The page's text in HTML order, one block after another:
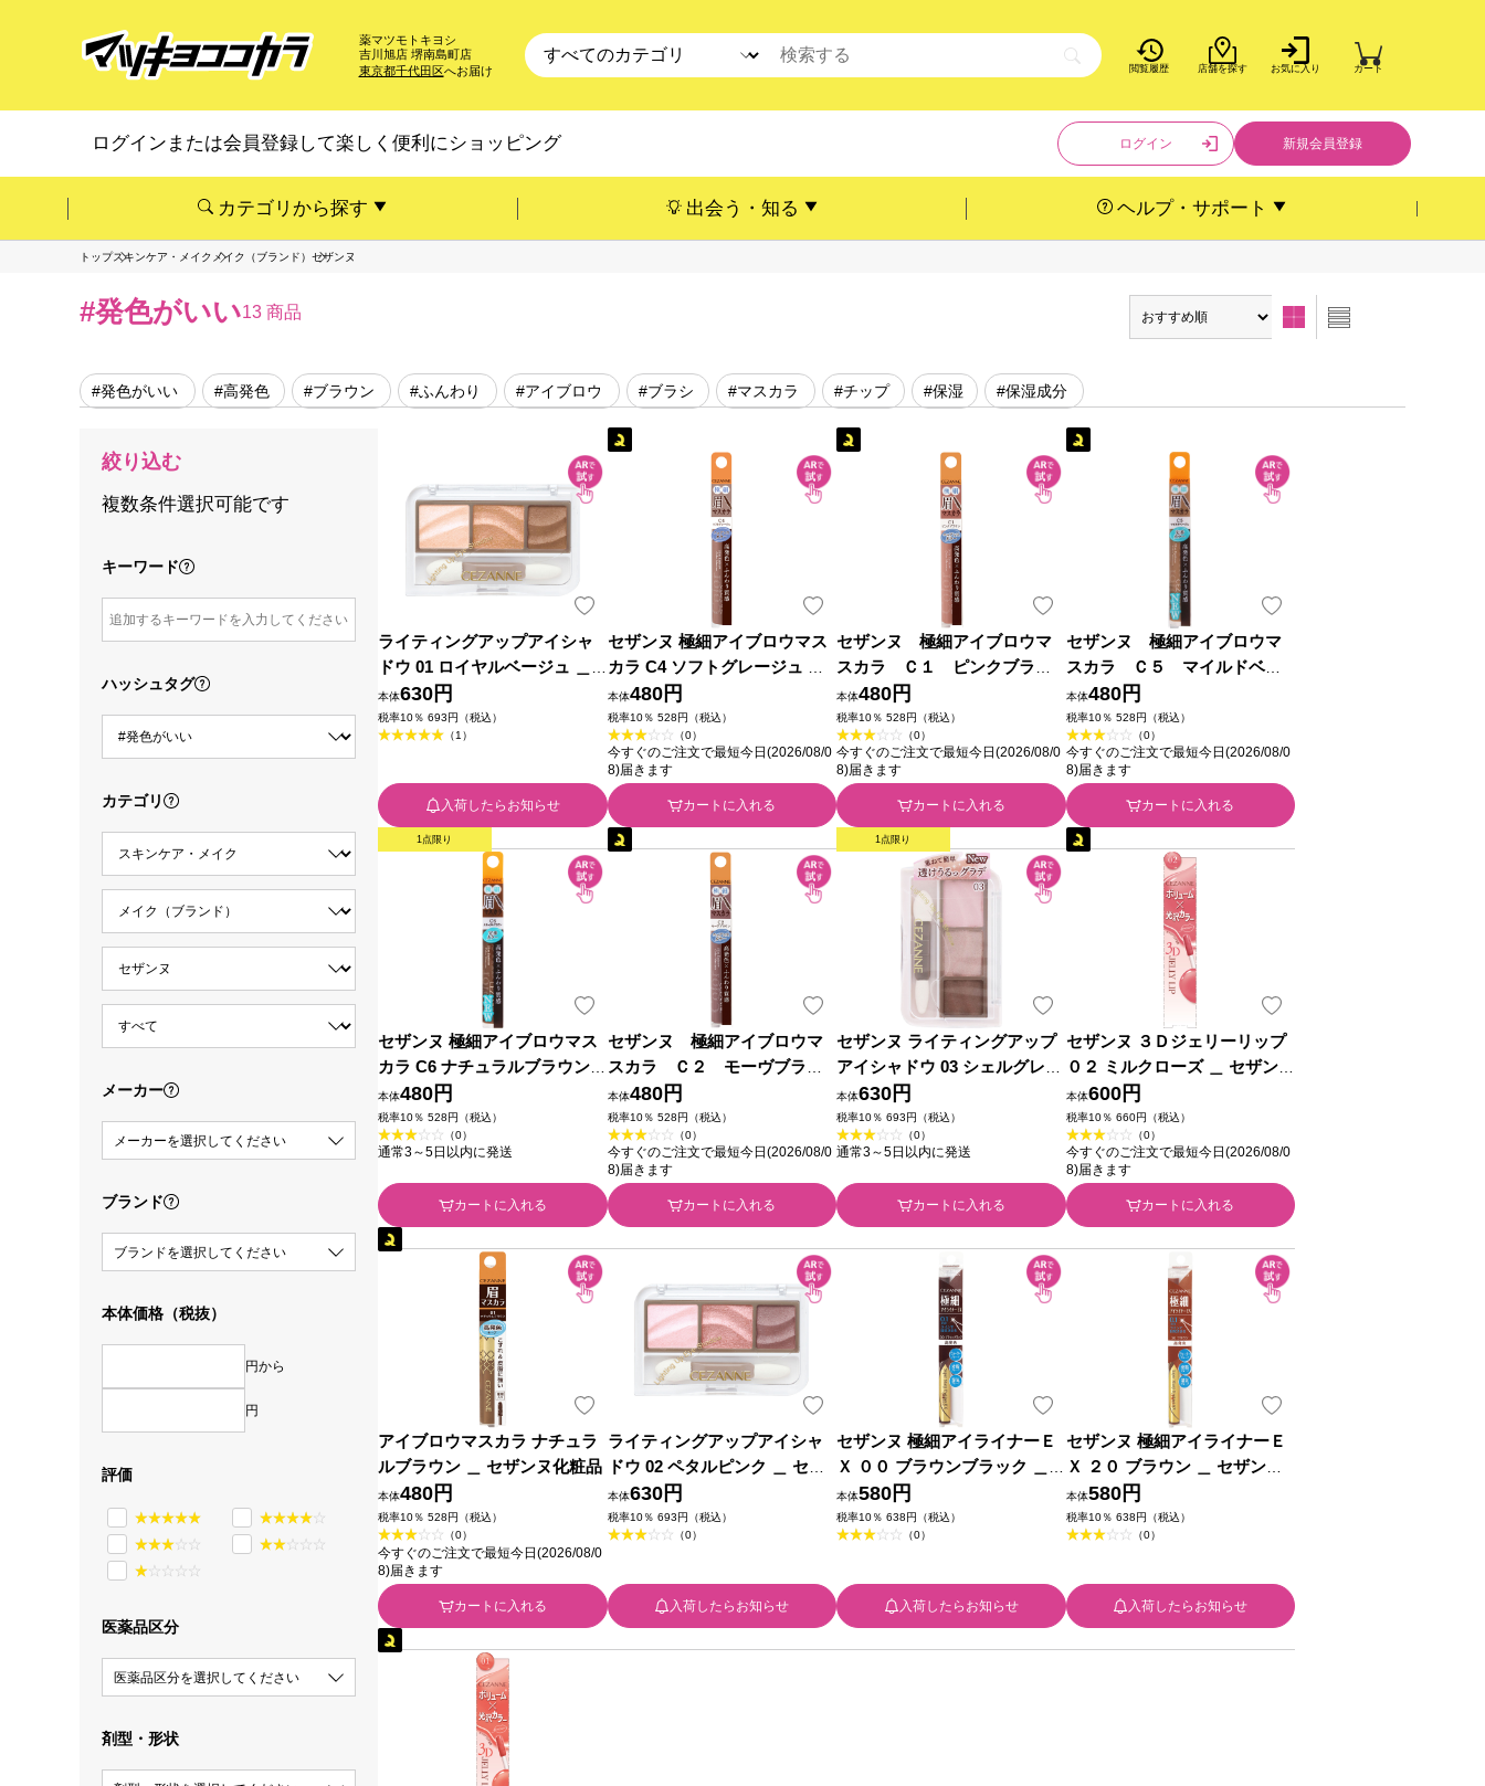
薬マツモトキヨシ
吉川旭店 堺南島町店
東京都千代田区へお届け 閲覧履歴 店舗を探す お気に入り カート
ログインまたは会員登録して楽しく便利にショッピング ログイン 新規会員登録
カテゴリから探す 出会う・知る ヘルプ・サポート
トップスキンケア・メイク メイク（ブランド） セザンヌ
#発色がいい13 商品
#発色がいい #高発色 #ブラウン #ふんわり #アイブロウ #ブラシ #マスカラ #チップ #保湿 #保湿成分
絞り込む
複数条件選択可能です
キーワード
ハッシュタグ
カテゴリ
メーカー
メーカーを選択してください
ブランド
ブランドを選択してください
本体価格（税抜）
円から
円
評価
医薬品区分
医薬品区分を選択してください
剤型・形状
ライティングアップアイシャ
ドウ 01 ロイヤルベージュ ＿
セザンヌ化粧品
本体630円
税率10％ 693円（税込）
（1）
入荷したらお知らせ
セザンヌ 極細アイブロウマス
カラ C4 ソフトグレージュ ＿
セザンヌ化粧品
本体480円
税率10％ 528円（税込）
（0）
今すぐのご注文で最短今日(2026/08/0
8)届きます
カートに入れる
セザンヌ 極細アイブロウマ
スカラ Ｃ１ ピンクブラウ
ン ＿ セザンヌ化粧品
本体480円
税率10％ 528円（税込）
（0）
今すぐのご注文で最短今日(2026/08/0
8)届きます
カートに入れる
セザンヌ 極細アイブロウマ
スカラ Ｃ５ マイルドベー
ジュ ＿ セザンヌ化粧品
本体480円
税率10％ 528円（税込）
（0）
今すぐのご注文で最短今日(2026/08/0
8)届きます
カートに入れる
1点限り
セザンヌ 極細アイブロウマス
カラ C6 ナチュラルブラウン
＿ セザンヌ化粧品
本体480円
税率10％ 528円（税込）
（0）
通常3～5日以内に発送
カートに入れる
セザンヌ 極細アイブロウマ
スカラ Ｃ２ モーヴブラウ
ン ＿ セザンヌ化粧品
本体480円
税率10％ 528円（税込）
（0）
今すぐのご注文で最短今日(2026/08/0
8)届きます
カートに入れる
1点限り
セザンヌ ライティングアップ
アイシャドウ 03 シェルグレー
ジュ ＿ セザンヌ化粧品
本体630円
税率10％ 693円（税込）
（0）
通常3～5日以内に発送
カートに入れる
セザンヌ ３Ｄジェリーリップ
０２ ミルクローズ ＿ セザンヌ
化粧品
本体600円
税率10％ 660円（税込）
（0）
今すぐのご注文で最短今日(2026/08/0
8)届きます
カートに入れる
アイブロウマスカラ ナチュラ
ルブラウン ＿ セザンヌ化粧品
本体480円
税率10％ 528円（税込）
（0）
今すぐのご注文で最短今日(2026/08/0
8)届きます
カートに入れる
ライティングアップアイシャ
ドウ 02 ペタルピンク ＿ セザ
ンヌ化粧品
本体630円
税率10％ 693円（税込）
（0）
入荷したらお知らせ
セザンヌ 極細アイライナーＥ
Ｘ ００ ブラウンブラック ＿
セザンヌ化粧品
本体580円
税率10％ 638円（税込）
（0）
入荷したらお知らせ
セザンヌ 極細アイライナーＥ
Ｘ ２０ ブラウン ＿ セザンヌ
化粧品
本体580円
税率10％ 638円（税込）
（0）
入荷したらお知らせ